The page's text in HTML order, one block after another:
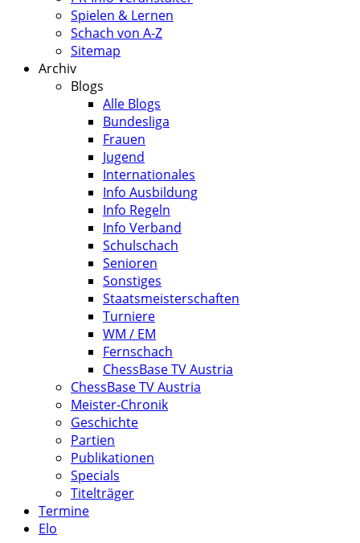
Spielen & Lernen
Schach von A-Z
Sitemap
Archiv
Blogs
Alle Blogs
Bundesliga
Frauen
Jugend
Internationales
Info Ausbildung
Info Regeln
Info Verband
Schulschach
Senioren
Sonstiges
Staatsmeisterschaften
Turniere
WM / EM
Fernschach
ChessBase TV Austria
ChessBase TV Austria
Meister-Chronik
Geschichte
Partien
Publikationen
Specials
Titelträger
Termine
Elo